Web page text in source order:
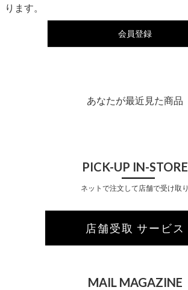
ります。
会員登録
あなたが最近見た商品
PICK-UP IN-STORE
ネットで注文して店舗で受け取り
店舗受取 サービス
MAIL MAGAZINE